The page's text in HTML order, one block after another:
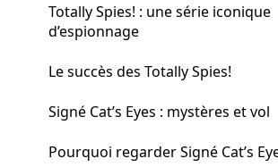
Totally Spies! : une série iconique
d’espionnage
Le succès des Totally Spies!
Signé Cat’s Eyes : mystères et vol
Pourquoi regarder Signé Cat’s